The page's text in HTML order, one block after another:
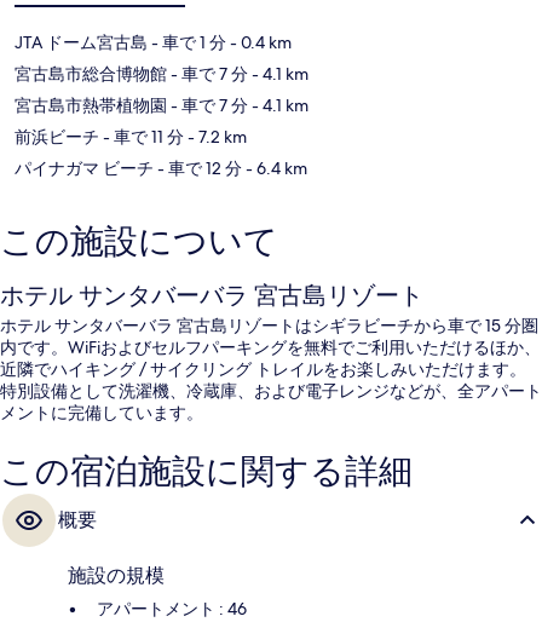
JTA ドーム宮古島 - 車で 1 分- 0.4 km
宮古島市総合博物館- 車で 7 分- 4.1 km
宮古島市熱帯植物園 - 車で 7 分- 4.1 km
前浜ビーチ - 車で 11 分- 7.2 km
パイナガマ ビーチ - 車で 12 分- 6.4 km
この施設について
ホテル サンタバーバラ 宮古島リゾート
ホテル サンタバーバラ 宮古島リゾートはシギラビーチから車で 15 分圏
内です。WiFiおよびセルフパーキングを無料でご利用いただけるほか、
近隣でハイキング / サイクリング トレイルをお楽しみいただけます。
特別設備として洗濯機、冷蔵庫、および電子レンジなどが、全アパート
メントに完備しています。
この宿泊施設に関する詳細
概要
施設の規模
アパートメント : 46